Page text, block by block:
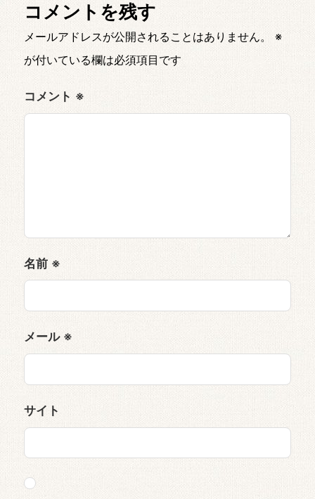
コメントを残す
メールアドレスが公開されることはありません。
※
が付いている欄は必須項目です
コメント ※
名前 ※
メール ※
サイト